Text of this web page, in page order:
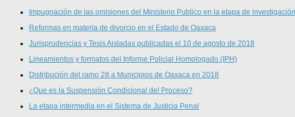
Impugnación de las omisiones del Ministerio Publico en la etapa de investigación
Reformas en materia de divorcio en el Estado de Oaxaca
Jurisprudencias y Tesis Aisladas publicadas el 10 de agosto de 2018
Lineamientos y formatos del Informe Policial Homologado (IPH)
Distribución del ramo 28 a Municipios de Oaxaca en 2018
¿Que es la Suspensión Condicional del Proceso?
La etapa intermedia en el Sistema de Justicia Penal